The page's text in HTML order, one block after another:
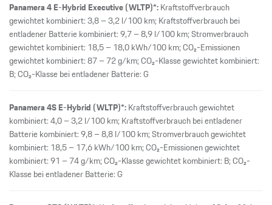
Panamera 4 E-Hybrid Executive (WLTP)*:Kraftstoffverbrauch
gewichtet kombiniert: 3,8 – 3,2 l/100 km; Kraftstoffverbrauch bei
entladener Batterie kombiniert: 9,7 – 8,9 l/100 km; Stromverbrauch
gewichtet kombiniert: 18,5 – 18,0 kWh/100 km; CO₂-Emissionen
gewichtet kombiniert: 87 – 72 g/km; CO₂-Klasse gewichtet kombiniert:
B; CO₂-Klasse bei entladener Batterie: G
Panamera 4S E-Hybrid (WLTP)*:Kraftstoffverbrauch gewichtet
kombiniert: 4,0 – 3,2 l/100 km; Kraftstoffverbrauch bei entladener
Batterie kombiniert: 9,8 – 8,8 l/100 km; Stromverbrauch gewichtet
kombiniert: 18,5 – 17,6 kWh/100 km; CO₂-Emissionen gewichtet
kombiniert: 91 – 74 g/km; CO₂-Klasse gewichtet kombiniert: B; CO₂-
Klasse bei entladener Batterie: G